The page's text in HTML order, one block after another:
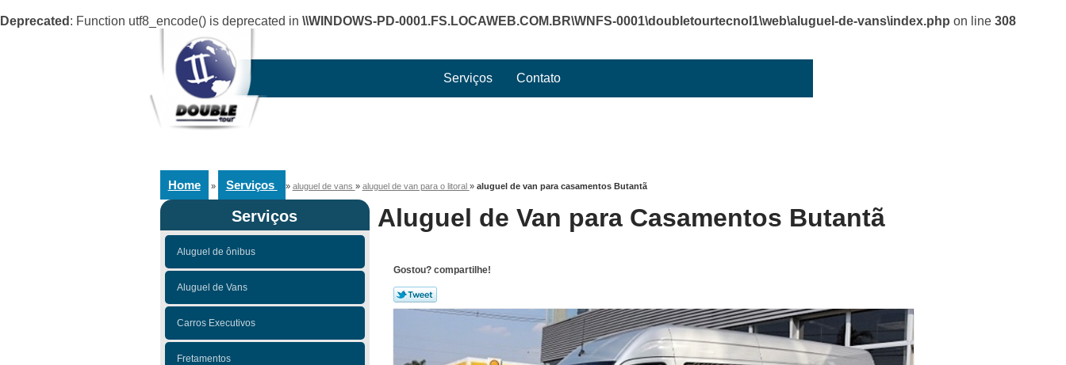
Deprecated : Function utf8_encode() is deprecated in \\WINDOWS-PD-0001.FS.LOCAWEB.COM.BR\WNFS-0001\doubletourtecnol1\web\aluguel-de-vans\index.php on line 308
Serviços Contato
Home » Serviços » aluguel de vans » aluguel de van para o litoral » aluguel de van para casamentos Butantã
Serviços
Aluguel de ônibus
Aluguel de Vans
Carros Executivos
Fretamentos
Aluguel de Van para Casamentos Butantã
Gostou? compartilhe!